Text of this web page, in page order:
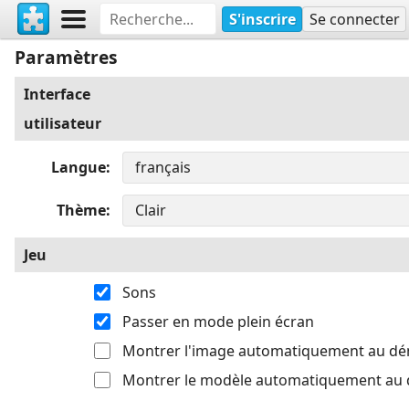
S'inscrire Se connecter
Paramètres
Interface
utilisateur
Langue
Thème
Jeu
Sons
Passer en mode plein écran
Montrer l'image automatiquement au
Montrer le modèle automatiquement au